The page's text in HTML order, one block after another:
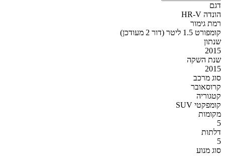
דגם
הונדה HR-V
רמת גימור
קומפורט 1.5 ליטר (דור 2 מעודכן)
שנתון
2015
שנת השקה
2015
סוג מרכב
קרוסאובר
קטגוריה
SUV קומפקטי
מקומות
5
דלתות
5
סוג מנוע